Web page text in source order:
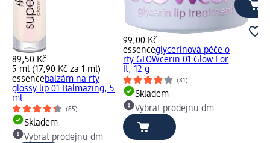
89,50 Kč
5 ml (17,90 Kč za 1 ml)
essencebalzám na rty
glossy lip 01 Balmazing, 5
ml
(85)
Skladem
Vybrat prodejnu dm
99,00 Kč
essenceglycerinová péče o
rty GLOWcerin 01 Glow For
It, 12 g
(81)
Skladem
Vybrat prodejnu dm